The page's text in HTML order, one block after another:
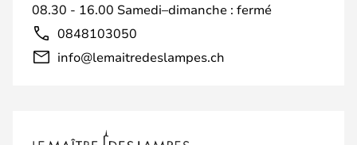
08.30 - 16.00 Samedi–dimanche : fermé
0848103050
info@lemaitredeslampes.ch